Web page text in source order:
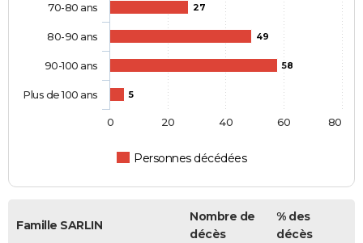
27
49
58
5
Personnes décédées
70-80 ans
80-90 ans
90-100 ans
Plus de 100 ans
0 20 40 60 80
Famille SARLIN
Nombre de
décès
% des
décès